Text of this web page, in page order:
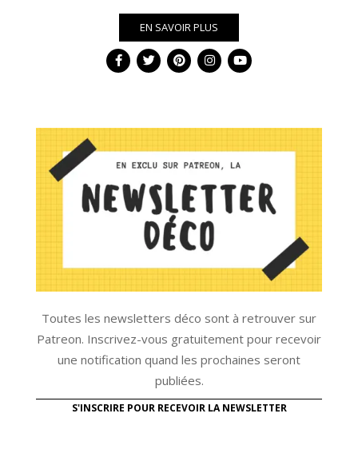
EN SAVOIR PLUS
Toutes les newsletters déco sont à retrouver sur
Patreon. Inscrivez-vous gratuitement pour recevoir
une notification quand les prochaines seront
publiées.
S'INSCRIRE POUR RECEVOIR LA NEWSLETTER